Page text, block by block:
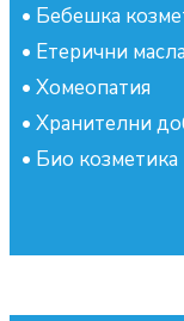
• Бебешка
• Етерични масла
• Хомеопатия
• Хранителни
• Био козметика